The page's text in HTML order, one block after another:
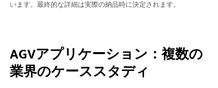
います。最終的な詳細は実際の納品時に決定されます。
AGVアプリケーション：複数の
業界のケーススタディ